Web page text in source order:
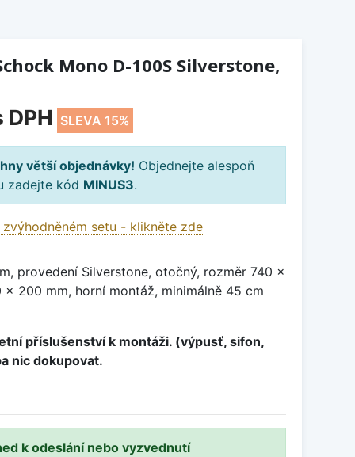
Mono D-100S Silverstone,
SLEVA 15%
větší objednávky! Objednejte alespoň
zadejte kód MINUS3.
setu - klikněte zde
provedení Silverstone, otočný, rozměr 740 x
200 mm, horní montáž, minimálně 45 cm
příslušenství k montáži. (výpusť, sifon,
nic dokupovat.
k odeslání nebo vyzvednutí